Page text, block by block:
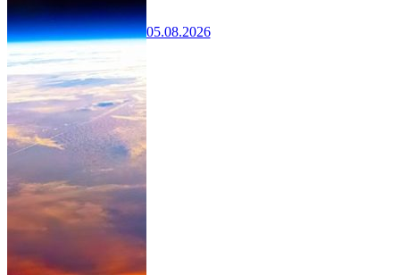
05.08.2026